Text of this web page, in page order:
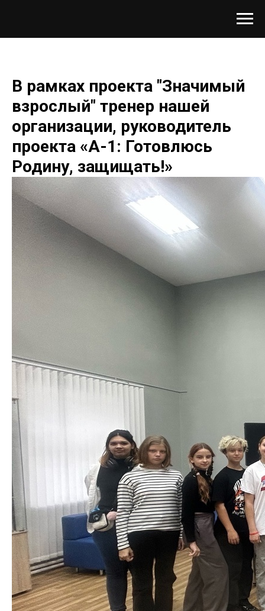
В рамках проекта "Значимый
взрослый" тренер нашей
организации, руководитель
проекта «А-1: Готовлюсь
Родину, защищать!»